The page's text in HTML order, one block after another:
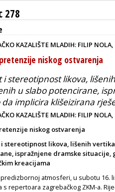
278
KAZALIŠTE MLADIH: FILIP
niskog ostvarenja
i stereotipnost likova,
u slabo potencirane,
da implicira klišeizirana
KAZALIŠTE MLADIH: FILIP NOLA,
niskog ostvarenja
i stereotipnost likova, lišenih
ispražnjene dramske
kreacijama
atmosferi, u subotu 16.
s repertoara zagrebačkog ZKM-a.